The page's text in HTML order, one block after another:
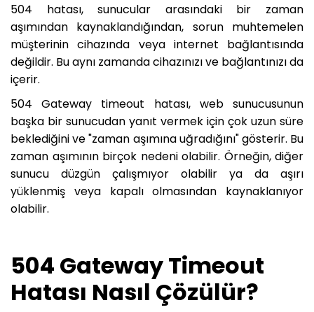
504 hatası, sunucular arasındaki bir zaman
aşımından kaynaklandığından, sorun muhtemelen
müşterinin cihazında veya internet bağlantısında
değildir. Bu aynı zamanda cihazınızı ve bağlantınızı da
içerir.
504 Gateway timeout hatası, web sunucusunun
başka bir sunucudan yanıt vermek için çok uzun süre
beklediğini ve "zaman aşımına uğradığını" gösterir. Bu
zaman aşımının birçok nedeni olabilir. Örneğin, diğer
sunucu düzgün çalışmıyor olabilir ya da aşırı
yüklenmiş veya kapalı olmasından kaynaklanıyor
olabilir.
504 Gateway Timeout
Hatası Nasıl Çözülür?